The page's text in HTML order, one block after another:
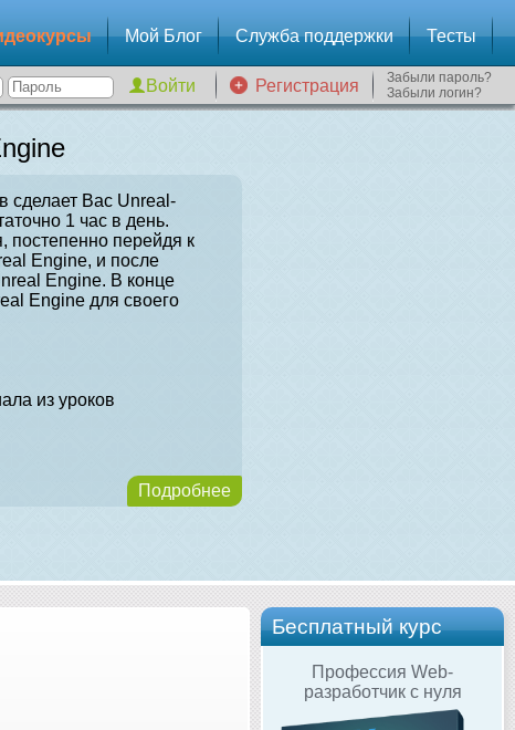
Мой Блог Служба поддержки Тесты
Регистрация
Забыли пароль?
Забыли логин?
сделает Вас Unreal-
1 час в день.
постепенно перейдя к
Engine, и после
Engine. В конце
Engine для своего
из уроков
Подробнее
Бесплатный курс
Профессия Web-
разработчик с нуля